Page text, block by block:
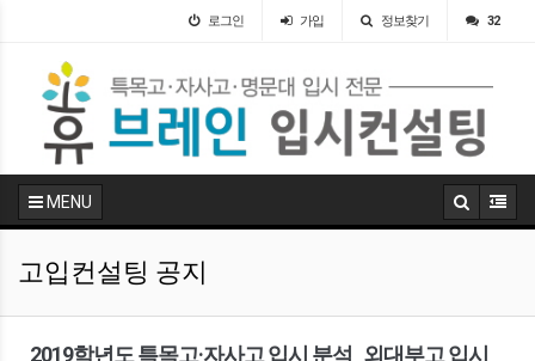
로그인 가입 정보찾기 32
MENU
고입컨설팅 공지
2019학년도 특목고·자사고 입시 분석_외대부고 입시